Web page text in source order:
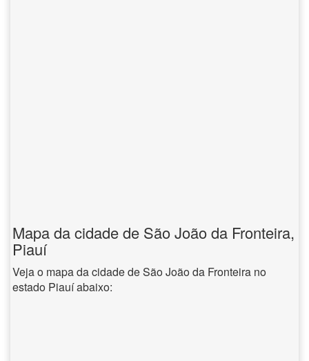
Mapa da cidade de São João da Fronteira,
Piauí
Veja o mapa da cidade de São João da Fronteira no
estado Piauí abaixo: